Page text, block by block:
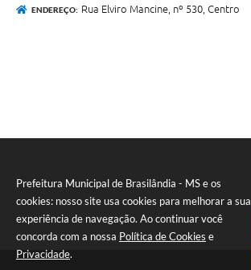
Prefeitura Municipal de Brasilândia - MS e os
cookies: nosso site usa cookies para melhorar a sua
experiência de navegação. Ao continuar você
concorda com a nossa Política de Cookies e
Privacidade.
ENDEREÇO: Rua Elviro Mancine, nº 530, Centro